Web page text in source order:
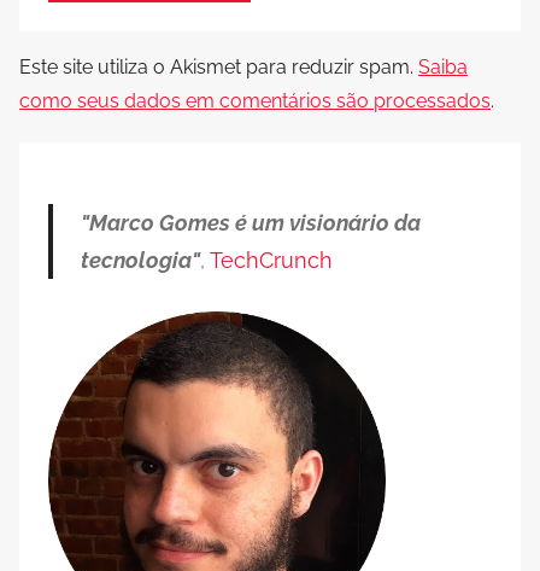
Este site utiliza o Akismet para reduzir spam. Saiba
como seus dados em comentários são processados.
"Marco Gomes é um visionário da
tecnologia", TechCrunch